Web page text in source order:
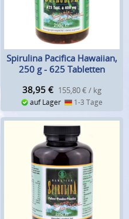
Spirulina Pacifica Hawaiian,
250 g - 625 Tabletten
38,95 € 155,80 € / kg
auf Lager 1-3 Tage